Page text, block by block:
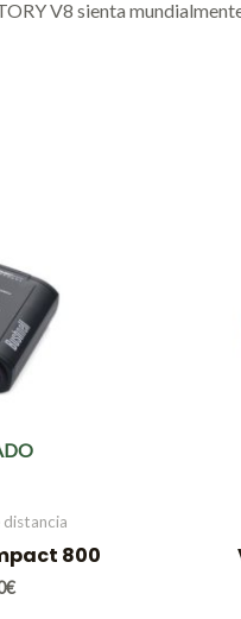
V8 sienta
800
€